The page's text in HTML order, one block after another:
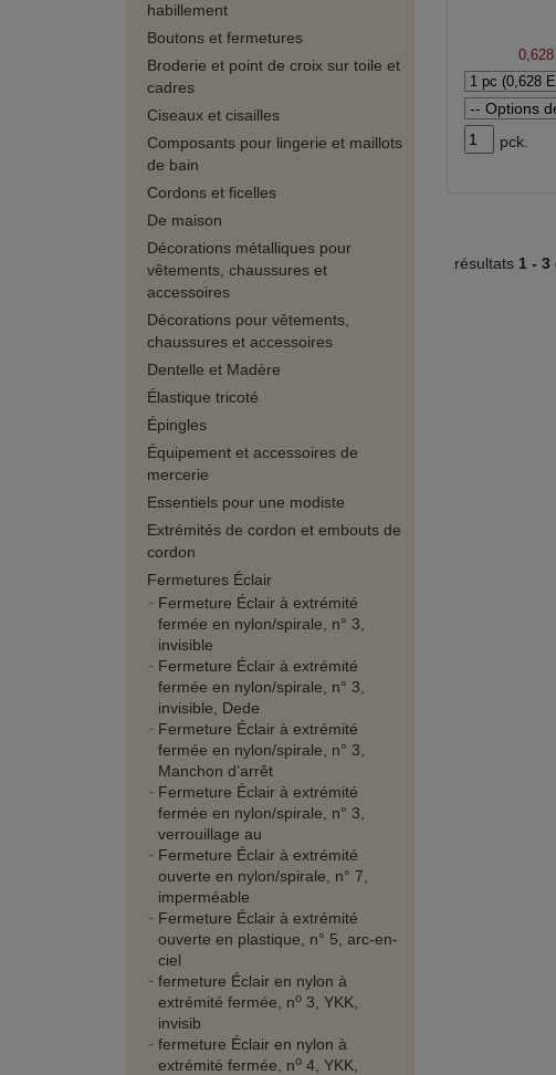
habillement
Boutons et fermetures
Broderie et point de croix sur toile et
cadres
Ciseaux et cisailles
Composants pour lingerie et maillots
de bain
Cordons et ficelles
De maison
Décorations métalliques pour
vêtements, chaussures et
accessoires
Décorations pour vêtements,
chaussures et accessoires
Dentelle et Madère
Élastique tricoté
Épingles
Équipement et accessoires de
mercerie
Essentiels pour une modiste
Extrémités de cordon et embouts de
cordon
Fermetures Éclair
Fermeture Éclair à extrémité
fermée en nylon/spirale, n° 3,
invisible
Fermeture Éclair à extrémité
fermée en nylon/spirale, n° 3,
invisible, Dede
Fermeture Éclair à extrémité
fermée en nylon/spirale, n° 3,
Manchon d’arrêt
Fermeture Éclair à extrémité
fermée en nylon/spirale, n° 3,
verrouillage au
Fermeture Éclair à extrémité
ouverte en nylon/spirale, n° 7,
imperméable
Fermeture Éclair à extrémité
ouverte en plastique, n° 5, arc-en-
ciel
fermeture Éclair en nylon à
extrémité fermée, no 3, YKK,
invisib
fermeture Éclair en nylon à
extrémité fermée, no 4, YKK,
pck.
résultats 1 - 3